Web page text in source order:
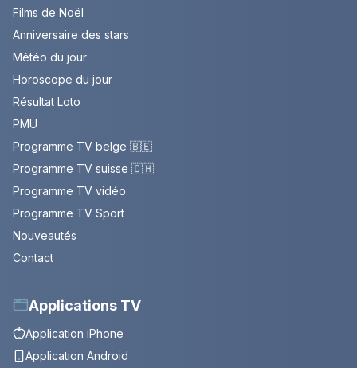
Films de Noël
Anniversaire des stars
Météo du jour
Horoscope du jour
Résultat Loto
PMU
Programme TV belge 🇧🇪
Programme TV suisse 🇨🇭
Programme TV vidéo
Programme TV Sport
Nouveautés
Contact
Applications TV
Application iPhone
Application Android